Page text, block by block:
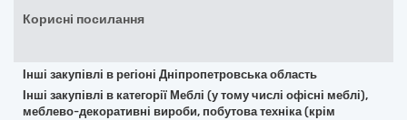
Корисні посилання
Інші закупівлі в регіоні Дніпропетровська область
Інші закупівлі в категорії Меблі (у тому числі офісні меблі),
меблево-декоративні вироби, побутова техніка (крім